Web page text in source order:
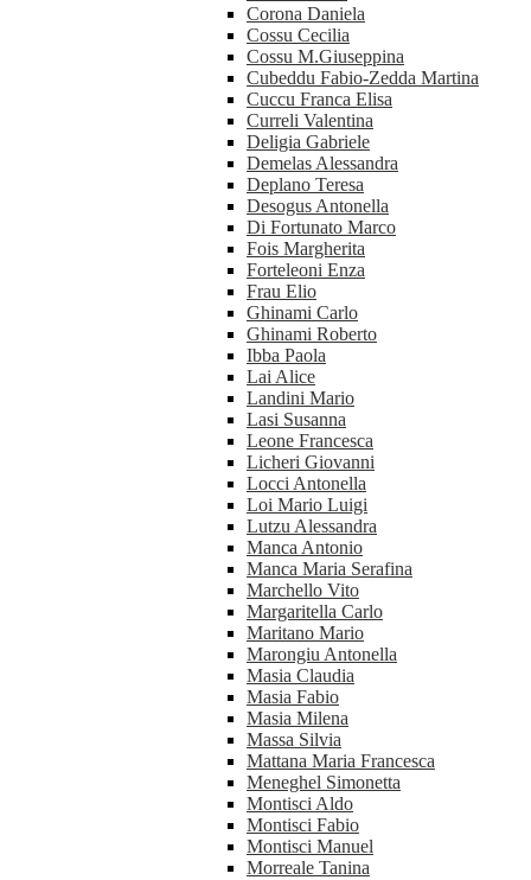
Corona Daniela
Cossu Cecilia
Cossu M.Giuseppina
Cubeddu Fabio-Zedda Martina
Cuccu Franca Elisa
Curreli Valentina
Deligia Gabriele
Demelas Alessandra
Deplano Teresa
Desogus Antonella
Di Fortunato Marco
Fois Margherita
Forteleoni Enza
Frau Elio
Ghinami Carlo
Ghinami Roberto
Ibba Paola
Lai Alice
Landini Mario
Lasi Susanna
Leone Francesca
Licheri Giovanni
Locci Antonella
Loi Mario Luigi
Lutzu Alessandra
Manca Antonio
Manca Maria Serafina
Marchello Vito
Margaritella Carlo
Maritano Mario
Marongiu Antonella
Masia Claudia
Masia Fabio
Masia Milena
Massa Silvia
Mattana Maria Francesca
Meneghel Simonetta
Montisci Aldo
Montisci Fabio
Montisci Manuel
Morreale Tanina